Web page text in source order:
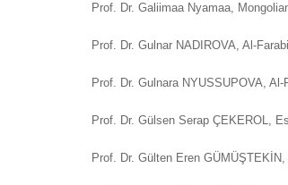
Prof. Dr. Galiimaa Nyamaa,
Prof. Dr. Gulnar NADIROVA, Al-
Prof. Dr. Gulnara NYUSSUPOVA,
Prof. Dr. Gülsen Serap ÇEKEROL,
Prof. Dr. Gülten Eren